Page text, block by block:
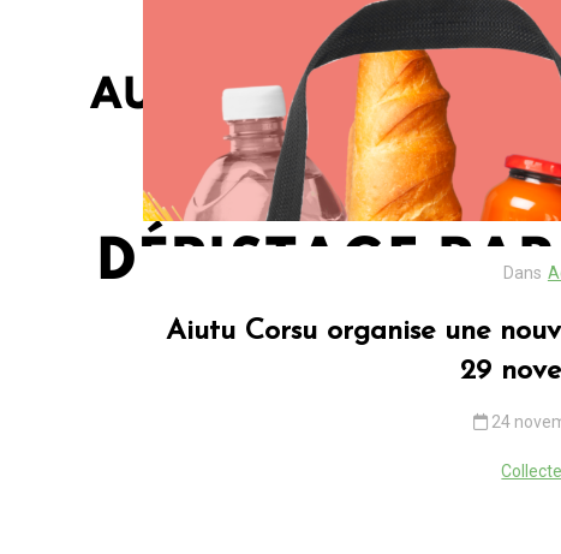
Dans
Aiutu Corsu organise une
29
24